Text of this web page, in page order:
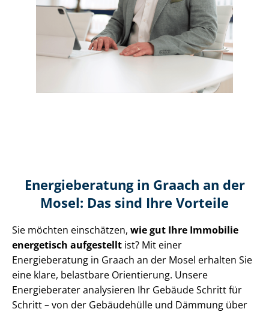
Energieberatung in Graach an der
Mosel: Das sind Ihre Vorteile
Sie möchten einschätzen, wie gut Ihre Immobilie
energetisch aufgestellt ist? Mit einer
Energieberatung in Graach an der Mosel erhalten Sie
eine klare, belastbare Orientierung. Unsere
Energieberater analysieren Ihr Gebäude Schritt für
Schritt – von der Gebäudehülle und Dämmung über